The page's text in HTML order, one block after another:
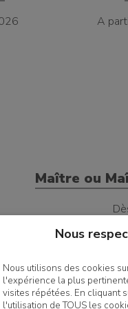
A
Maître ou
Candidature libre
Nous
Nous utilisons des cookies
l'expérience la plus
visites répétées. En cliquant
l'utilisation de TOUS les